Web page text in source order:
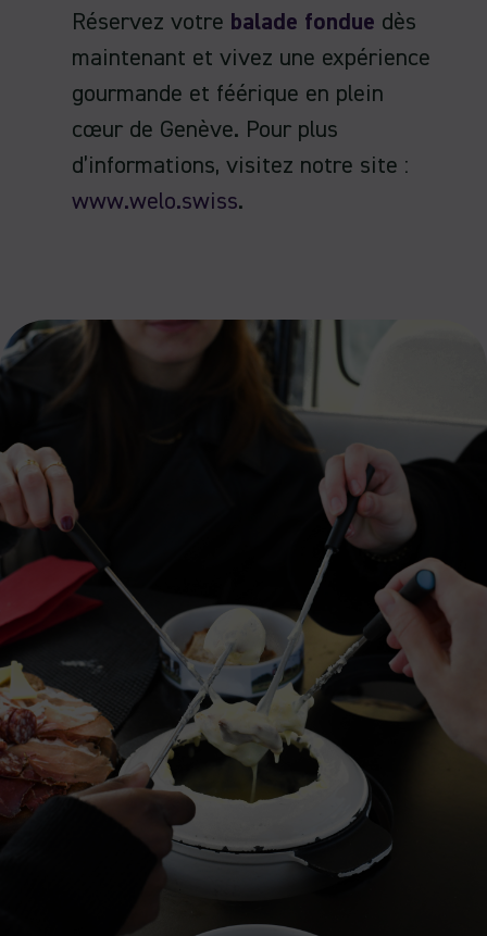
Réservez votre balade fondue dès
maintenant et vivez une expérience
gourmande et féérique en plein
cœur de Genève. Pour plus
d’informations, visitez notre site :
www.welo.swiss​​​​.